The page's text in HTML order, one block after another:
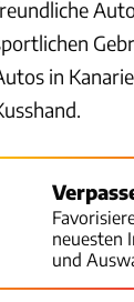
in
neuesten
und